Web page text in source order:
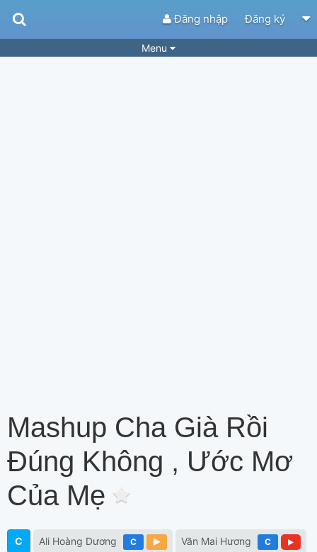
Đăng nhập Đăng ký
Menu
Mashup Cha Già Rồi
Đúng Không , Ước Mơ
Của Mẹ
C Ali Hoàng Dương C Văn Mai Hương C